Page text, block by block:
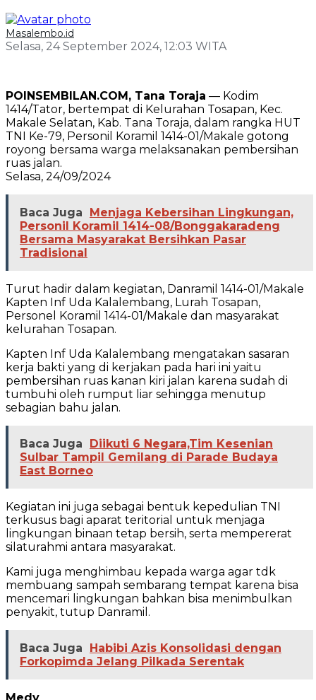
Masalembo.id
Selasa, 24 September 2024, 12:03 WITA
POINSEMBILAN.COM, Tana Toraja — Kodim
1414/Tator, bertempat di Kelurahan Tosapan, Kec.
Makale Selatan, Kab. Tana Toraja, dalam rangka HUT
TNI Ke-79, Personil Koramil 1414-01/Makale gotong
royong bersama warga melaksanakan pembersihan
ruas jalan.
Selasa, 24/09/2024
Baca Juga
Menjaga Kebersihan Lingkungan,
Personil Koramil 1414-08/Bonggakaradeng
Bersama Masyarakat Bersihkan Pasar
Tradisional
Turut hadir dalam kegiatan, Danramil 1414-01/Makale
Kapten Inf Uda Kalalembang, Lurah Tosapan,
Personel Koramil 1414-01/Makale dan masyarakat
kelurahan Tosapan.
Kapten Inf Uda Kalalembang mengatakan sasaran
kerja bakti yang di kerjakan pada hari ini yaitu
pembersihan ruas kanan kiri jalan karena sudah di
tumbuhi oleh rumput liar sehingga menutup
sebagian bahu jalan.
Baca Juga
Diikuti 6 Negara,Tim Kesenian
Sulbar Tampil Gemilang di Parade Budaya
East Borneo
Kegiatan ini juga sebagai bentuk kepedulian TNI
terkusus bagi aparat teritorial untuk menjaga
lingkungan binaan tetap bersih, serta mempererat
silaturahmi antara masyarakat.
Kami juga menghimbau kepada warga agar tdk
membuang sampah sembarang tempat karena bisa
mencemari lingkungan bahkan bisa menimbulkan
penyakit, tutup Danramil.
Baca Juga
Habibi Azis Konsolidasi dengan
Forkopimda Jelang Pilkada Serentak